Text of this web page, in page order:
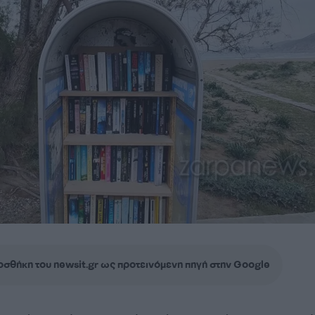
του newsit.gr ως προτεινόμενη πηγή στην Google